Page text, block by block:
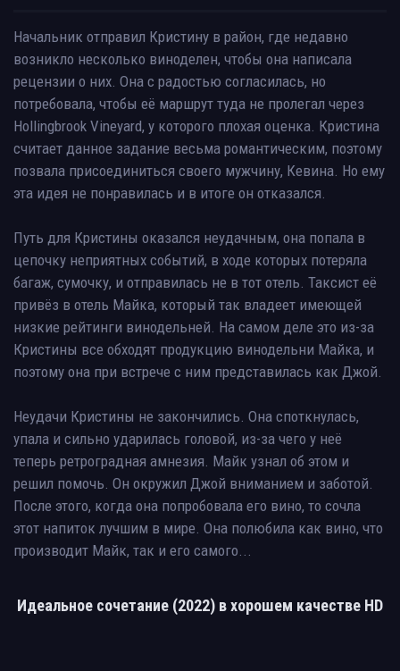
Начальник отправил Кристину в район, где недавно
возникло несколько виноделен, чтобы она написала
рецензии о них. Она с радостью согласилась, но
потребовала, чтобы её маршрут туда не пролегал через
Hollingbrook Vineyard, у которого плохая оценка. Кристина
считает данное задание весьма романтическим, поэтому
позвала присоединиться своего мужчину, Кевина. Но ему
эта идея не понравилась и в итоге он отказался.
Путь для Кристины оказался неудачным, она попала в
цепочку неприятных событий, в ходе которых потеряла
багаж, сумочку, и отправилась не в тот отель. Таксист её
привёз в отель Майка, который так владеет имеющей
низкие рейтинги винодельней. На самом деле это из-за
Кристины все обходят продукцию винодельни Майка, и
поэтому она при встрече с ним представилась как Джой.
Неудачи Кристины не закончились. Она споткнулась,
упала и сильно ударилась головой, из-за чего у неё
теперь ретроградная амнезия. Майк узнал об этом и
решил помочь. Он окружил Джой вниманием и заботой.
После этого, когда она попробовала его вино, то сочла
этот напиток лучшим в мире. Она полюбила как вино, что
производит Майк, так и его самого...
Идеальное сочетание (2022) в хорошем качестве HD